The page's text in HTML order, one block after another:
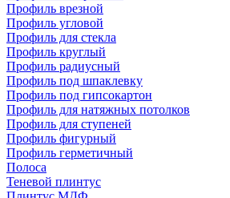
Профиль врезной
Профиль угловой
Профиль для стекла
Профиль круглый
Профиль радиусный
Профиль под шпаклевку
Профиль под гипсокартон
Профиль для натяжных потолков
Профиль для ступеней
Профиль фигурный
Профиль герметичный
Полоса
Теневой плинтус